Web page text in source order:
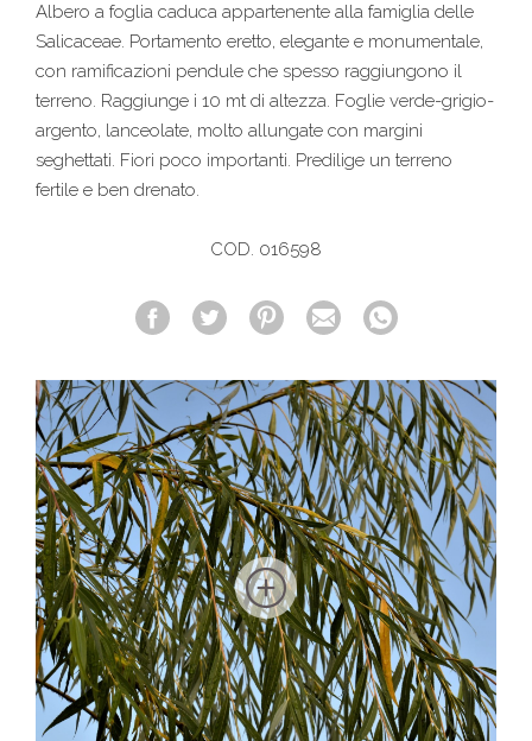
Albero a foglia caduca appartenente alla famiglia delle
Salicaceae. Portamento eretto, elegante e monumentale,
con ramificazioni pendule che spesso raggiungono il
terreno. Raggiunge i 10 mt di altezza. Foglie verde-grigio-
argento, lanceolate, molto allungate con margini
seghettati. Fiori poco importanti. Predilige un terreno
fertile e ben drenato.
COD. 016598